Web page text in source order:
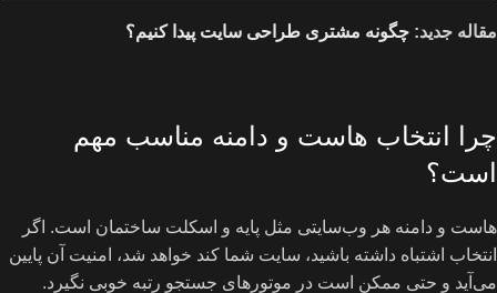
مقاله جدید: چگونه مشتری طراحی سایت پیدا کنیم؟
چرا انتخاب هاست و دامنه مناسب مهم
است؟
هاست و دامنه هر وب‌سایتی مثل پایه و اسکلت ساختمان است. اگر
انتخاب اشتباه داشته باشید، سایت شما کند خواهد شد، امنیت آن پایین
می‌آید و حتی ممکن است در موتورهای جستجو رتبه خوبی نگیرد.